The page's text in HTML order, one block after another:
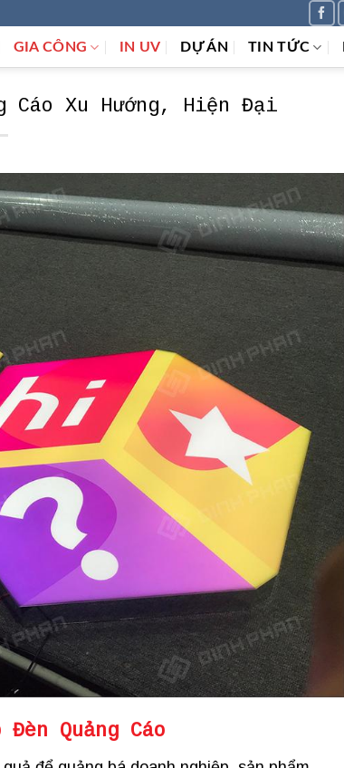
GIA CÔNG IN UV DỰ ÁN TIN TỨC
Cáo Xu Hướng, Hiện Đại
Đèn Quảng Cáo